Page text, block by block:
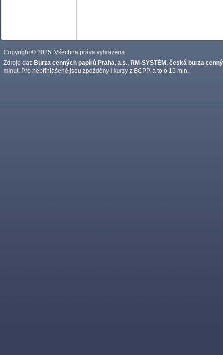
Copyright © 2025. Všechna práva vyhrazena.
Zdroje dat: Burza cenných papírů Praha, a.s. RM-SYSTÉM, česká burza
minut. Pro nepřihlášené jsou zpožděny i kurzy z BCPP, a to o 15 min.